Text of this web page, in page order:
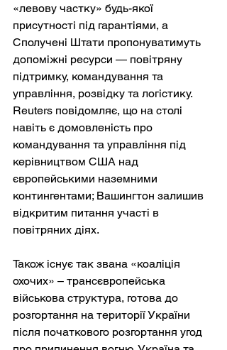
«левову частку» будь-якої
присутності під гарантіями, а
Сполучені Штати пропонуватимуть
допоміжні ресурси — повітряну
підтримку, командування та
управління, розвідку та логістику.
Reuters повідомляє, що на столі
навіть є домовленість про
командування та управління під
керівництвом США над
європейськими наземними
контингентами; Вашингтон залишив
відкритим питання участі в
повітряних діях.
Також існує так звана «коаліція
охочих» – трансєвропейська
військова структура, готова до
розгортання на території України
після початкового розгортання угод